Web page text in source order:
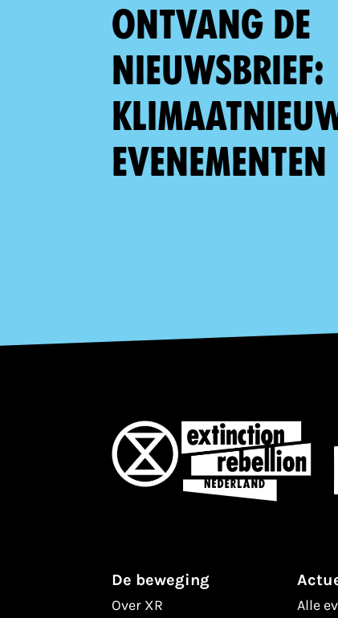
Ontvang de
nieuwsbrief:
evenementen
De beweging
Over XR Alle